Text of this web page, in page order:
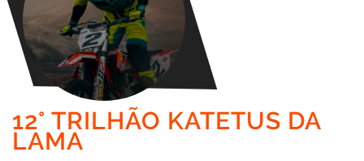
12° TRILHÃO KATETUS DA
LAMA